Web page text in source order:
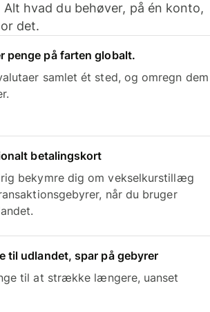
hvad du behøver, på én konto,
det.
penge på farten globalt.
samlet ét sted, og omregn dem
betalingskort
bekymre dig om vekselkurstillæg
når du bruger
til udlandet, spar på gebyrer
til at strække længere, uanset